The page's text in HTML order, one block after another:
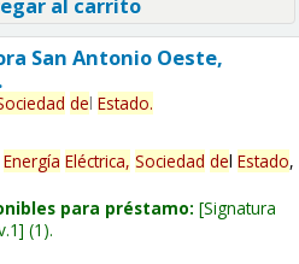
San Antonio Oeste,
del Estado.
Energía Eléctrica, Sociedad del Estado,
para préstamo: Signatura
(1).